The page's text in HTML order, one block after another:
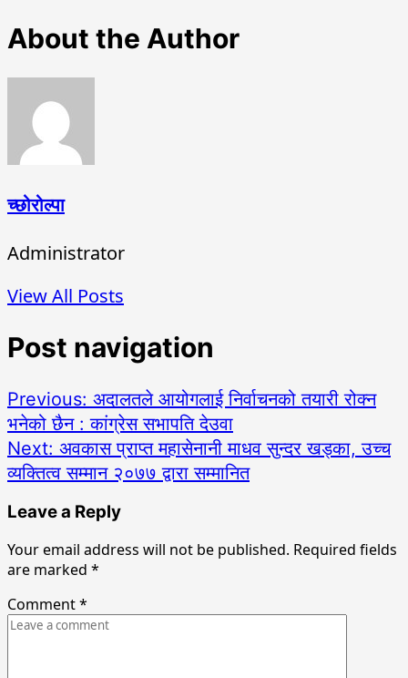
About the Author
च्छोरोल्पा
Administrator
View All Posts
Post navigation
Previous: अदालतले आयोगलाई निर्वाचनको तयारी रोक्न
भनेको छैन : कांग्रेस सभापति देउवा
Next: अवकास प्राप्त महासेनानी माधव सुन्दर खड्का, उच्च
व्यक्तित्व सम्मान २०७७ द्वारा सम्मानित
Leave a Reply
Your email address will not be published. Required fields
are marked *
Comment*